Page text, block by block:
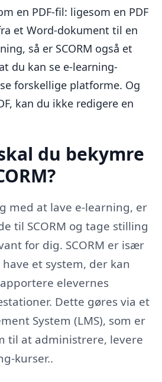
en PDF-fil: ligesom en PDF
et Word-dokument til en
så er SCORM også et
du kan se e-learning-
forskellige platforme. Og
kan du ikke redigere en
du bekymre
med at lave e-learning, er
til SCORM og tage stilling
for dig. SCORM er især
et system, der kan
elevernes
Dette gøres via et
System (LMS), som er
til at administrere, levere
kurser..